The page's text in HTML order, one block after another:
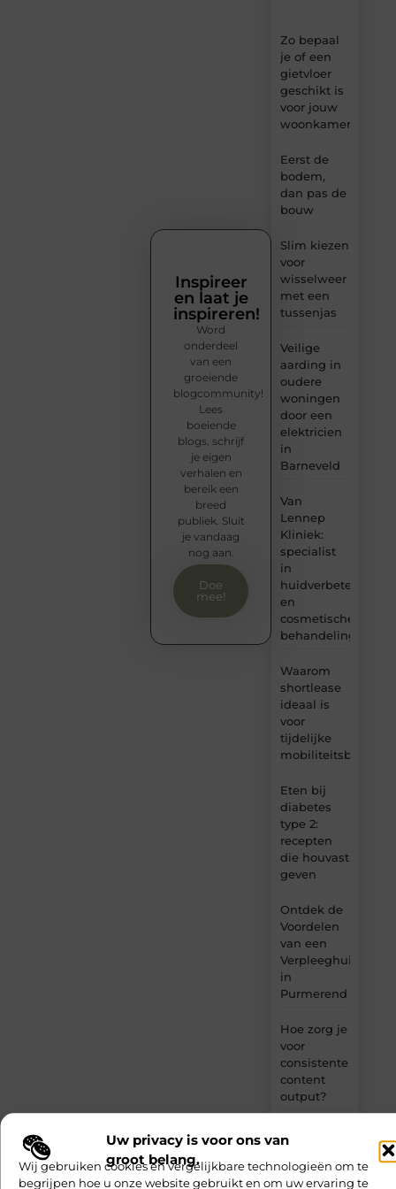
Uw privacy is voor ons van
groot belang.
Wij gebruiken cookies en vergelijkbare technologieën om te
begrijpen hoe u onze website gebruikt en om uw ervaring te
Zo bepaal
je of een
gietvloer
geschikt is
voor jouw
woonkamer
Eerst de
bodem,
dan pas de
bouw
Slim kiezen
voor
wisselweer
met een
tussenjas
Veilige
aarding in
oudere
woningen
door een
elektricien
in
Barneveld
Van
Lennep
Kliniek:
specialist
in
huidverbetering
en
cosmetische
behandelingen
Waarom
shortlease
ideaal is
voor
tijdelijke
Eten bij
diabetes
type 2:
recepten
die houvast
geven
Ontdek de
Voordelen
van een
Verpleeghuis
in
Purmerend
Hoe zorg je
voor
consistente
content
output?
Gids voor
het Vinden
van een
Inspireer
en laat je
inspireren!
Word
onderdeel
van een
groeiende
blogcommunity!
Lees
boeiende
blogs, schrijf
je eigen
verhalen en
bereik een
breed
publiek. Sluit
je vandaag
nog aan.
Doe
mee!